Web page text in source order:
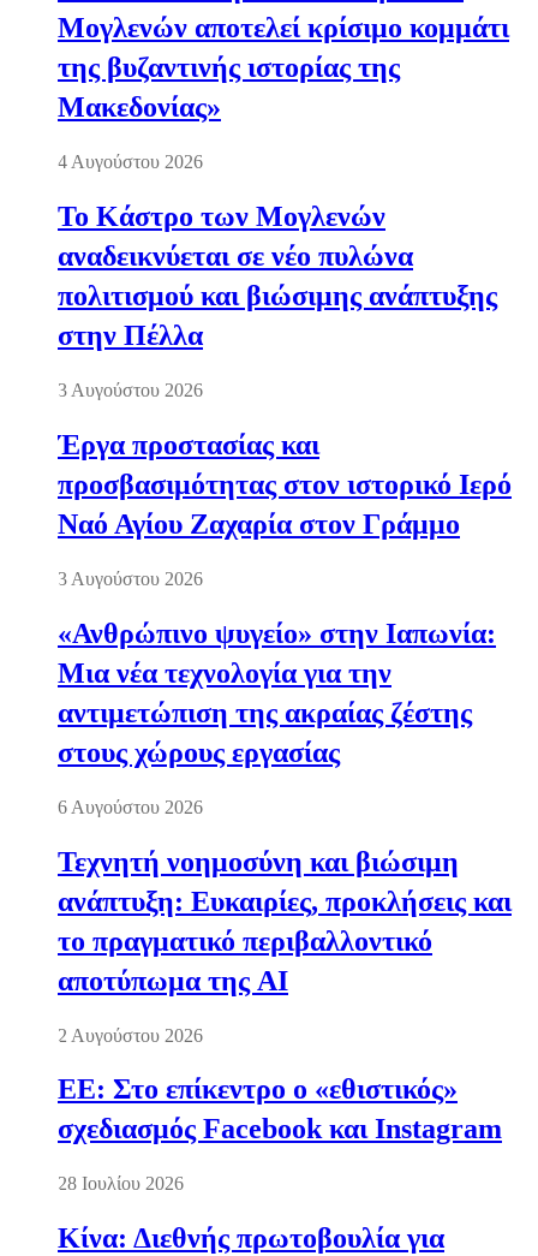
Μογλενών αποτελεί κρίσιμο κομμάτι
της βυζαντινής ιστορίας της
Μακεδονίας»
4 Αυγούστου 2026
Το Κάστρο των Μογλενών
αναδεικνύεται σε νέο πυλώνα
πολιτισμού και βιώσιμης ανάπτυξης
στην Πέλλα
3 Αυγούστου 2026
Έργα προστασίας και
προσβασιμότητας στον ιστορικό Ιερό
Ναό Αγίου Ζαχαρία στον Γράμμο
3 Αυγούστου 2026
«Ανθρώπινο ψυγείο» στην Ιαπωνία:
Μια νέα τεχνολογία για την
αντιμετώπιση της ακραίας ζέστης
στους χώρους εργασίας
6 Αυγούστου 2026
Τεχνητή νοημοσύνη και βιώσιμη
ανάπτυξη: Ευκαιρίες, προκλήσεις και
το πραγματικό περιβαλλοντικό
αποτύπωμα της AI
2 Αυγούστου 2026
ΕΕ: Στο επίκεντρο ο «εθιστικός»
σχεδιασμός Facebook και Instagram
28 Ιουλίου 2026
Κίνα: Διεθνής πρωτοβουλία για